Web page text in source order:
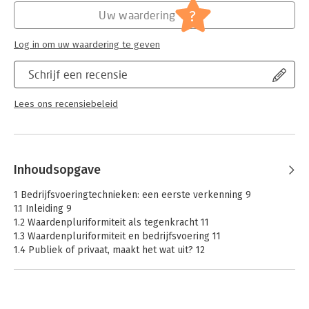
regelmatig over aspecten van bedrijfsvoering binnen overheid
en non-profitorganisaties in diverse tijdschriften.
Handboek Public Management
Schrijf een recensie
Lees ons recensiebeleid
Uw waardering ?
Log in om uw waardering te geven
Inhoudsopgave
1 Bedrijfsvoeringtechnieken: een eerste verkenning 9
1.1 Inleiding 9
1.2 Waardenpluriformiteit als tegenkracht 11
1.3 Waardenpluriformiteit en bedrijfsvoering 11
1.4 Publiek of privaat, maakt het wat uit? 12